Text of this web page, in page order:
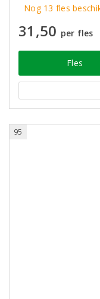
Nog 13 fles
31,50 per fles
Fles
95